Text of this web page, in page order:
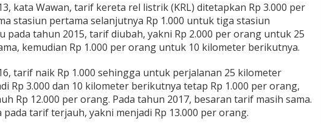
kata Wawan, tarif kereta rel listrik (KRL) ditetapkan Rp 3.000 per
stasiun pertama selanjutnya Rp 1.000 untuk tiga stasiun
pada tahun 2015, tarif diubah, yakni Rp 2.000 per orang untuk 25
kemudian Rp 1.000 per orang untuk 10 kilometer berikutnya.
tarif naik Rp 1.000 sehingga untuk perjalanan 25 kilometer
Rp 3.000 dan 10 kilometer berikutnya tetap Rp 1.000 per orang,
Rp 12.000 per orang. Pada tahun 2017, besaran tarif masih sama.
pada tarif terjauh, yakni menjadi Rp 13.000 per orang.